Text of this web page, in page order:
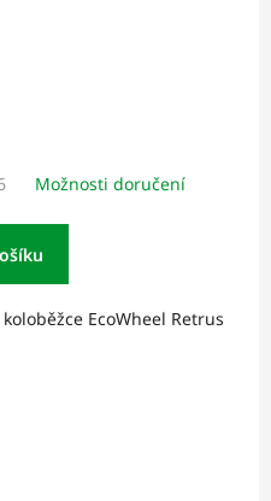
Možnosti doručení
EcoWheel Retrus